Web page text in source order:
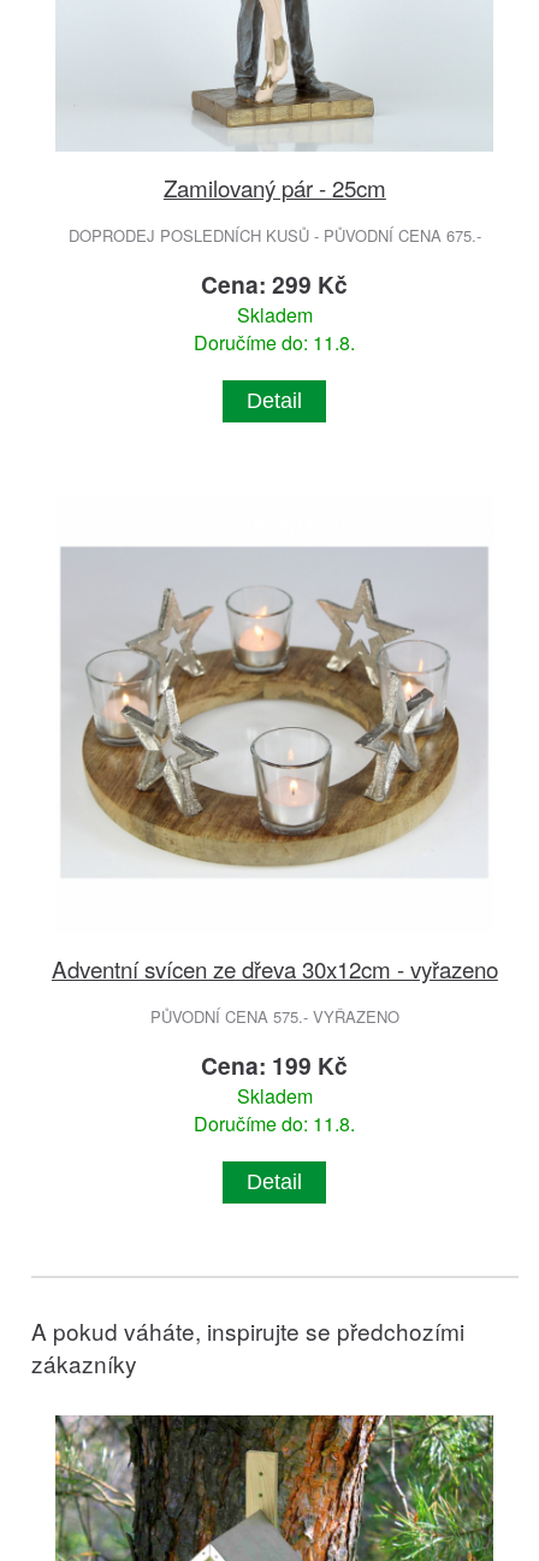
Zamilovaný pár - 25cm
DOPRODEJ POSLEDNÍCH KUSŮ - PŮVODNÍ CENA 675.-
Cena: 299 Kč
Skladem
Doručíme do: 11.8.
Detail
Adventní svícen ze dřeva 30x12cm - vyřazeno
PŮVODNÍ CENA 575.- VYŘAZENO
Cena: 199 Kč
Skladem
Doručíme do: 11.8.
Detail
A pokud váháte, inspirujte se předchozími
zákazníky